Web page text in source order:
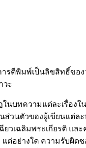
รตีพิมพ์เป็นลิขสิทธิ์ของ
วะ
นบทความแต่ละเรื่องใ
ส่วนตัวของผู้เขียนแต่ล
ยวเฉลิมพระเกียรติ แล
ต่อย่างใด ความรับผิด